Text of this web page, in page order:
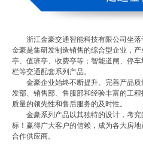
浙江金豪交通智能科技有限公司坐落
金豪是集研发制造销售的综合型企业，
亭、值班亭、收费亭等；智能道闸、停
栏等交通配套系列产品。
金豪企业始终不断提升、完善产品质
发部、销售部、售服部和经验丰富的工
质量的领先性和售后服务的及时性。
金豪系列产品以其独特的设计，考究
标！赢得广大客户的信赖，成为各大房
合作供应商。